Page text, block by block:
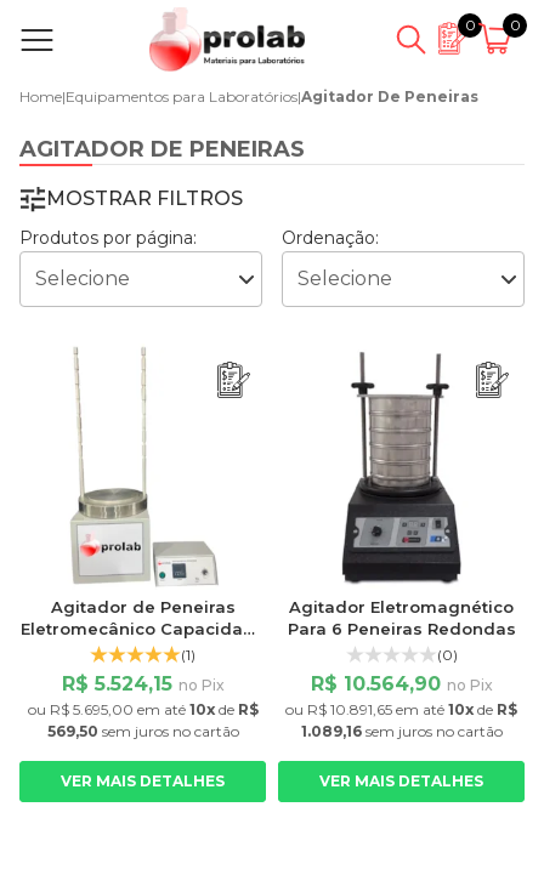
0 0
Home|Equipamentos para Laboratórios|Agitador De Peneiras
AGITADOR DE PENEIRAS
MOSTRAR FILTROS
Produtos por página: Ordenação:
Agitador de Peneiras
Eletromecânico Capacidade
8 Peneiras(1)
R$ 5.524,15 no Pix
ou R$ 5.695,00 em até 10xde R$
569,50 sem jurosno cartão
VER MAIS DETALHES
Agitador Eletromagnético
Para 6 Peneiras Redondas
(0)
R$ 10.564,90 no Pix
ou R$ 10.891,65 em até 10x de R$
1.089,16 sem jurosno cartão
VER MAIS DETALHES